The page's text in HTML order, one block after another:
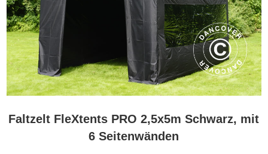
Faltzelt FleXtents PRO 2,5x5m Schwarz, mit
6 Seitenwänden